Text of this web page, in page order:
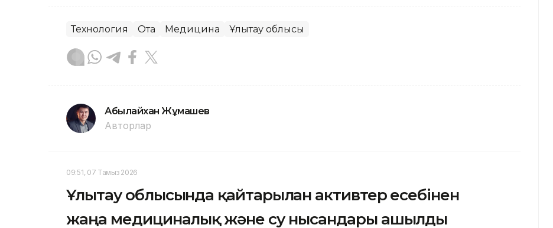
Технология Ота Медицина Ұлытау облысы
Абылайхан Жұмашев
Авторлар
09:51, 07 Тамыз 2026
Ұлытау облысында қайтарылған активтер есебінен
жаңа медициналық және су нысандары ашылды